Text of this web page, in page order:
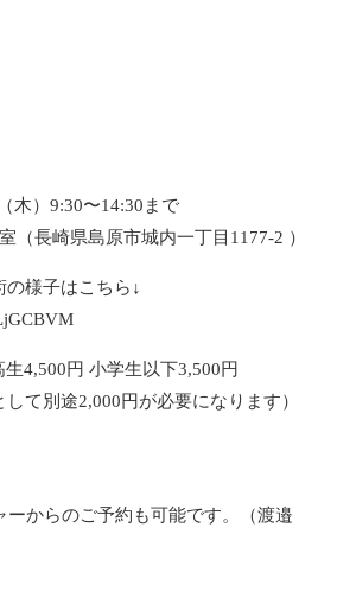
木）9:30〜14:30まで
（長崎県島原市城内一丁目1177-2 ）
の様子はこちら↓
4,500円 小学生以下3,500円
して別途2,000円が必要になります）
ーからのご予約も可能です。（渡邉